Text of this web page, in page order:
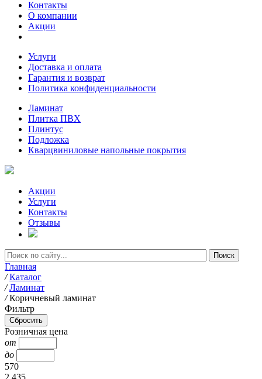
Контакты
О компании
Акции
Услуги
Доставка и оплата
Гарантия и возврат
Политика конфиденциальности
Ламинат
Плитка ПВХ
Плинтус
Подложка
Кварцвиниловые напольные покрытия
Акции
Услуги
Контакты
Отзывы
Главная
/ Каталог
/ Ламинат
/ Коричневый ламинат
Фильтр
Розничная цена
от
до
570
2 435